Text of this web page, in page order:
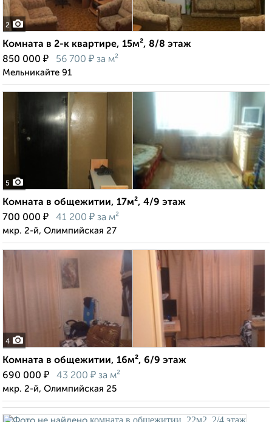
2
Комната в 2-к квартире, 15м², 8/8 этаж
850 000 ₽ 56 700 ₽ за м²
Мельникайте 91
5
Комната в общежитии, 17м², 4/9 этаж
700 000 ₽ 41 200 ₽ за м²
мкр. 2-й, Олимпийская 27
4
Комната в общежитии, 16м², 6/9 этаж
690 000 ₽ 43 200 ₽ за м²
мкр. 2-й, Олимпийская 25